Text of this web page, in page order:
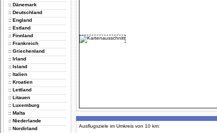
:: Dänemark
:: Deutschland
:: England
:: Estland
:: Finnland
:: Frankreich
:: Griechenland
:: Irland
:: Island
:: Italien
:: Kroatien
:: Lettland
:: Litauen
:: Luxemburg
:: Malta
:: Niederlande
:: Nordirland
Ausflugsziele im Umkreis von 10 km: